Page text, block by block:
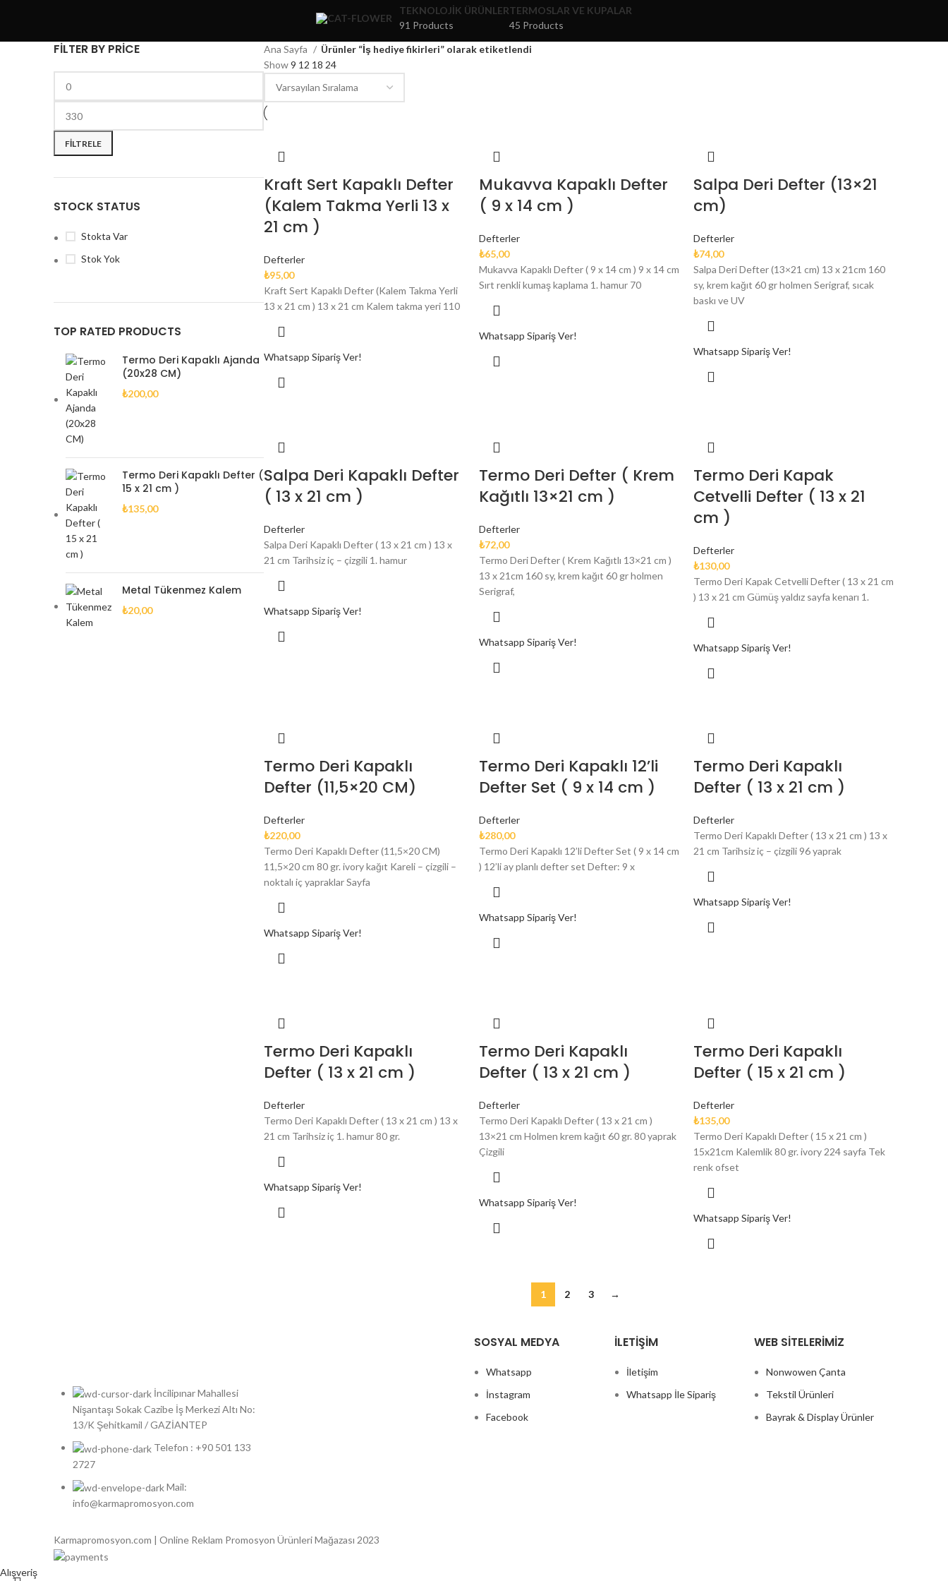
TEKNOLOJIK ÜRÜNLER
91 Products
TERMOSLAR VE KUPALAR
45 Products
FILTER BY PRICE
FILTRELE
STOCK STATUS
Stokta Var
Stok Yok
TOP RATED PRODUCTS
Termo Deri Kapaklı Ajanda
(20x28 CM)
₺200,00
Termo Deri Kapaklı Defter (
15 x 21 cm )
₺135,00
Metal Tükenmez Kalem
₺20,00
Ana Sayfa
Ürünler “İş hediye fikirleri” olarak etiketlendi
Show9 12 18 24
Kraft Sert Kapaklı Defter
(Kalem Takma Yerli 13 x
21 cm )
Defterler
₺95,00
Kraft Sert Kapaklı Defter (Kalem Takma Yerli
13 x 21 cm ) 13 x 21 cm Kalem takma yeri 110
Whatsapp Sipariş Ver!
Mukavva Kapaklı Defter
( 9 x 14 cm )
Defterler
₺65,00
Mukavva Kapaklı Defter ( 9 x 14 cm ) 9 x 14 cm
Sırt renkli kumaş kaplama 1. hamur 70
Whatsapp Sipariş Ver!
Salpa Deri Defter (13×21
cm)
Defterler
₺74,00
Salpa Deri Defter (13×21 cm) 13 x 21cm 160
sy, krem kağıt 60 gr holmen Serigraf, sıcak
baskı ve UV
Whatsapp Sipariş Ver!
Salpa Deri Kapaklı Defter
( 13 x 21 cm )
Defterler
Salpa Deri Kapaklı Defter ( 13 x 21 cm ) 13 x
21 cm Tarihsiz iç – çizgili 1. hamur
Whatsapp Sipariş Ver!
Termo Deri Defter ( Krem
Kağıtlı 13×21 cm )
Defterler
₺72,00
Termo Deri Defter ( Krem Kağıtlı 13×21 cm )
13 x 21cm 160 sy, krem kağıt 60 gr holmen
Serigraf,
Whatsapp Sipariş Ver!
Termo Deri Kapak
Cetvelli Defter ( 13 x 21
cm )
Defterler
₺130,00
Termo Deri Kapak Cetvelli Defter ( 13 x 21 cm
) 13 x 21 cm Gümüş yaldız sayfa kenarı 1.
Whatsapp Sipariş Ver!
Termo Deri Kapaklı
Defter (11,5×20 CM)
Defterler
₺220,00
Termo Deri Kapaklı Defter (11,5×20 CM)
11,5×20 cm 80 gr. ivory kağıt Kareli – çizgili –
noktalı iç yapraklar Sayfa
Whatsapp Sipariş Ver!
Termo Deri Kapaklı 12’li
Defter Set ( 9 x 14 cm )
Defterler
₺280,00
Termo Deri Kapaklı 12’li Defter Set ( 9 x 14 cm
) 12’li ay planlı defter set Defter: 9 x
Whatsapp Sipariş Ver!
Termo Deri Kapaklı
Defter ( 13 x 21 cm )
Defterler
Termo Deri Kapaklı Defter ( 13 x 21 cm ) 13 x
21 cm Tarihsiz iç – çizgili 96 yaprak
Whatsapp Sipariş Ver!
Termo Deri Kapaklı
Defter ( 13 x 21 cm )
Defterler
Termo Deri Kapaklı Defter ( 13 x 21 cm ) 13 x
21 cm Tarihsiz iç 1. hamur 80 gr.
Whatsapp Sipariş Ver!
Termo Deri Kapaklı
Defter ( 13 x 21 cm )
Defterler
Termo Deri Kapaklı Defter ( 13 x 21 cm )
13×21 cm Holmen krem kağıt 60 gr. 80 yaprak
Çizgili
Whatsapp Sipariş Ver!
Termo Deri Kapaklı
Defter ( 15 x 21 cm )
Defterler
₺135,00
Termo Deri Kapaklı Defter ( 15 x 21 cm )
15x21cm Kalemlik 80 gr. ivory 224 sayfa Tek
renk ofset
Whatsapp Sipariş Ver!
1 2 3 →
İncilipınar Mahallesi
Nişantaşı Sokak Cazibe İş Merkezi Altı No:
13/K Şehitkamil / GAZİANTEP
Telefon : +90 501 133
2727
Mail:
info@karmapromosyon.com
SOSYAL MEDYA
Whatsapp
İnstagram
Facebook
İLETIŞIM
İletişim
Whatsapp İle Sipariş
WEB SITELERIMIZ
Nonwowen Çanta
Tekstil Ürünleri
Bayrak & Display Ürünler
Karmapromosyon.com | Online Reklam Promosyon Ürünleri Mağazası 2023
Alışveriş